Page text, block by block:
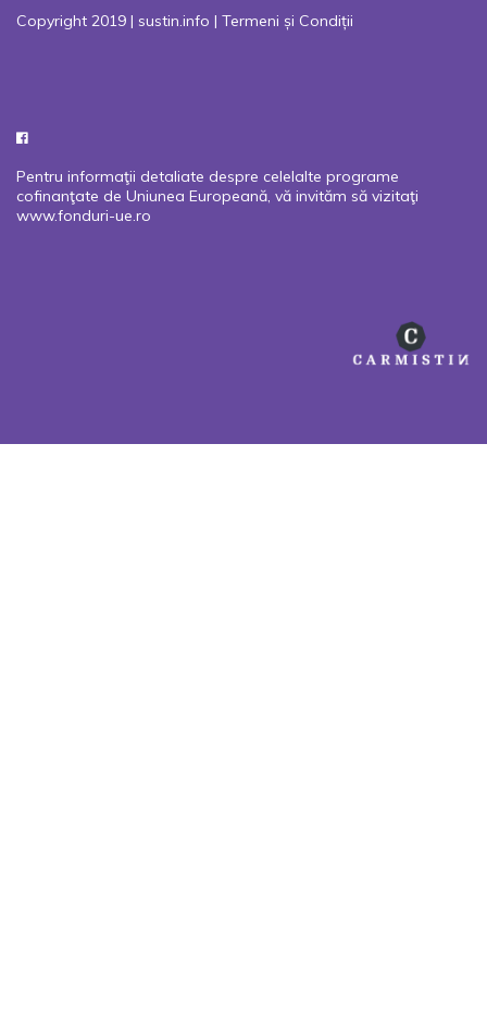
Copyright 2019 | sustin.info | Termeni și Condiții
Pentru informaţii detaliate despre celelalte programe
cofinanţate de Uniunea Europeană, vă invităm să vizitaţi
www.fonduri-ue.ro